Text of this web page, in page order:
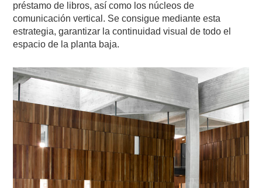
préstamo de libros, así como los núcleos de
comunicación vertical. Se consigue mediante esta
estrategia, garantizar la continuidad visual de todo el
espacio de la planta baja.